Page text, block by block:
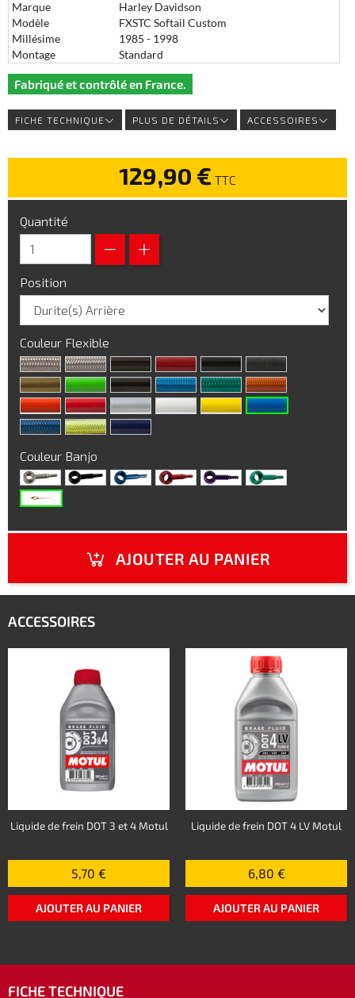
Marque
Harley Davidson
Modèle
FXSTC Softail Custom
Millésime
1985 - 1998
Montage
Standard
Fabriqué et contrôlé en France.
FICHE TECHNIQUE PLUS DE DÉTAILS ACCESSOIRES
129,90 € TTC
Quantité
Position
Couleur Flexible
Couleur Banjo
AJOUTER AU PANIER
ACCESSOIRES
Liquide de frein DOT 3 et 4 Motul
5,70 €
AJOUTER AU PANIER
Liquide de frein DOT 4 LV Motul
6,80 €
AJOUTER AU PANIER
FICHE TECHNIQUE